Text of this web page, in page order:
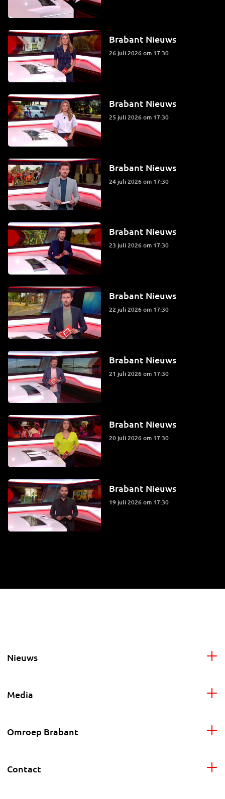
Brabant Nieuws
26 juli 2026 om 17:30
Brabant Nieuws
25 juli 2026 om 17:30
Brabant Nieuws
24 juli 2026 om 17:30
Brabant Nieuws
23 juli 2026 om 17:30
Brabant Nieuws
22 juli 2026 om 17:30
Brabant Nieuws
21 juli 2026 om 17:30
Brabant Nieuws
20 juli 2026 om 17:30
Brabant Nieuws
19 juli 2026 om 17:30
Nieuws
Media
Omroep Brabant
Contact